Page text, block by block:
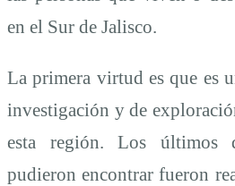
en el Sur de Jalisco.
La primera virtud es que es
investigación y de
esta región. Los últimos
pudieron encontrar fueron